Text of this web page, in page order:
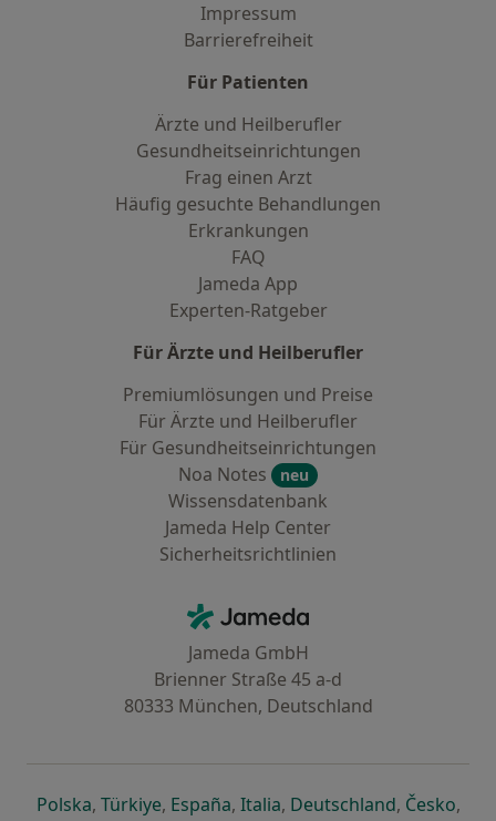
Impressum
Barrierefreiheit
Für Patienten
Ärzte und Heilberufler
Gesundheitseinrichtungen
Frag einen Arzt
Häufig gesuchte Behandlungen
Erkrankungen
FAQ
Jameda App
Experten-Ratgeber
Für Ärzte und Heilberufler
Premiumlösungen und Preise
Für Ärzte und Heilberufler
Für Gesundheitseinrichtungen
Noa Notes
neu
Wissensdatenbank
Jameda Help Center
Sicherheitsrichtlinien
Jameda - Startseite
Jameda GmbH
Brienner Straße 45 a-d
80333 München, Deutschland
Polskaöffnet in einer neuen Registerkarte
, Türkiyeöffnet in einer neuen Registerkarte
, Españaöffnet in einer neuen
, Italiaöffnet in einer neuen
, Deutschlandöffnet in
, Česko,